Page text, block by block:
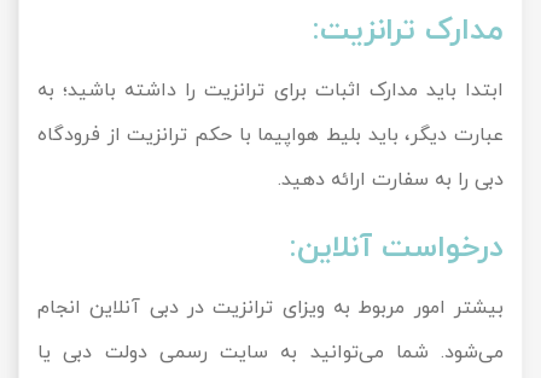
مدارک ترانزیت:
ابتدا باید مدارک اثبات برای ترانزیت را داشته باشید؛ به
عبارت دیگر، باید بلیط هواپیما با حکم ترانزیت از فرودگاه
دبی را به سفارت ارائه دهید.
درخواست آنلاین:
بیشتر امور مربوط به ویزای ترانزیت در دبی آنلاین انجام
می‌شود. شما می‌توانید به سایت رسمی دولت دبی یا